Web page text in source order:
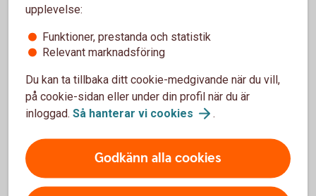
Penningmarknadskonto
Valutakonto
Cash Pool Solution
upplevelse:
Funktioner, prestanda och statistik
Relevant marknadsföring
Du kan ta tillbaka ditt cookie-medgivande när du vill,
på cookie-sidan eller under din profil när du är
inloggad. Så hanterar vi cookies .
Godkänn alla cookies